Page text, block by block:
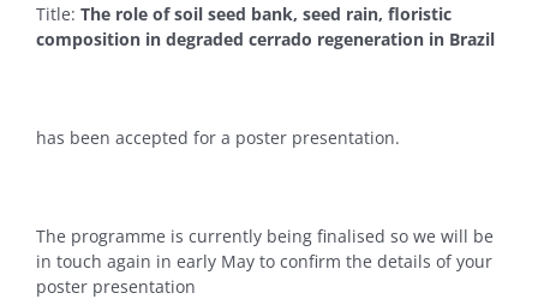
Title: The role of soil seed bank, seed rain, floristic
composition in degraded cerrado regeneration in Brazil
has been accepted for a poster presentation.
The programme is currently being finalised so we will be
in touch again in early May to confirm the details of your
poster presentation